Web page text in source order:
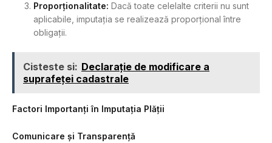
Proporționalitate: Dacă toate celelalte criterii nu sunt
aplicabile, imputația se realizează proporțional între
obligații.
Cisteste si: Declarație de modificare a
suprafeței cadastrale
Factori Importanți în Imputația Plății
Comunicare și Transparență